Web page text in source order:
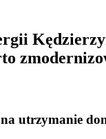
na utrzymanie